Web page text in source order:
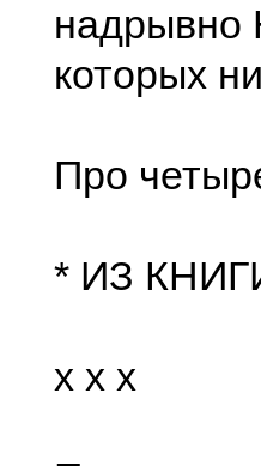
надрывно
которых
Про
* ИЗ
x x x